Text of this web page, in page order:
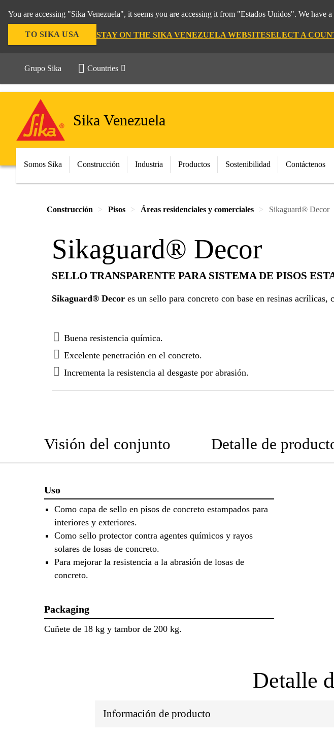
You are accessing "Sika Venezuela", it seems you are accessing it from "Estados Unidos". We have
TO SIKA USA STAY ON THE SIKA VENEZUELA WEBSITESELECT A
Grupo Sika Countries
Sika Venezuela
Somos Sika Construcción Industria Productos Sostenibilidad Contáctenos
Construcción Pisos Áreas residenciales y comerciales Sikaguard® Decor
Sikaguard® Decor
SELLO TRANSPARENTE PARA SISTEMA DE PISOS
Sikaguard® Decor es un sello para concreto con base en resinas acrílicas,
Buena resistencia química.
Excelente penetración en el concreto.
Incrementa la resistencia al desgaste por abrasión.
Visión del conjunto Detalle de
Uso
Como capa de sello en pisos de concreto estampados para
interiores y exteriores.
Como sello protector contra agentes químicos y rayos
solares de losas de concreto.
Para mejorar la resistencia a la abrasión de losas de
concreto.
Packaging
Cuñete de 18 kg y tambor de 200 kg.
Detalle
Información de producto